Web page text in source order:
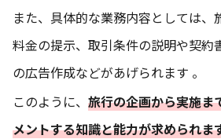
また、具体的な業務内容としては、
料金の提示、取引条件の説明や契約
の広告作成などがあげられます 。
このように、 旅行の企画から実施ま
メントする知識と能力が求められま